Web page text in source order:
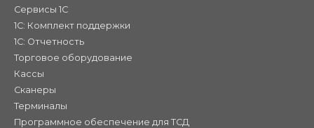
Сервисы 1С
1С: Комплект поддержки
1С: Отчетность
Торговое оборудование
Кассы
Сканеры
Терминалы
Программное обеспечение для ТСД